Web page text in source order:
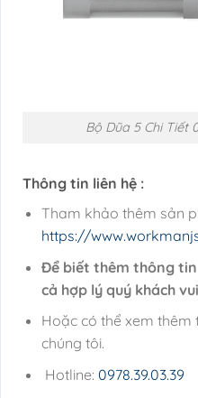
Bộ Dũa 5 Chi Tiết
Thông tin liên hệ :
Tham khảo thêm sản
https://
Để biết thêm thông
cả hợp lý quý khách
Hoặc có thể xem thêm
chúng tôi.
Hotline: 0978.39.03.39